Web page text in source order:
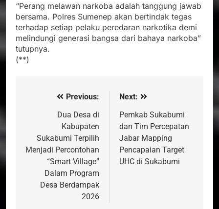
“Perang melawan narkoba adalah tanggung jawab
bersama. Polres Sumenep akan bertindak tegas
terhadap setiap pelaku peredaran narkotika demi
melindungi generasi bangsa dari bahaya narkoba”
tutupnya.
(**)
NavigasiPrevious:
Dua Desa di
Kabupaten
Sukabumi Terpilih
Menjadi Percontohan
“Smart Village”
Dalam Program
Desa Berdampak
2026
Next:
Pemkab Sukabumi
dan Tim Percepatan
Jabar Mapping
Pencapaian Target
UHC di Sukabumi